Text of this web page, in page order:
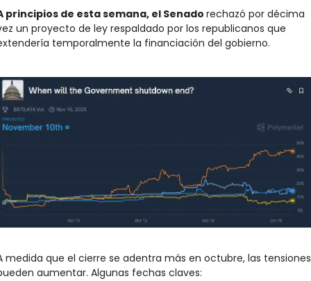
principios de esta semana, el Senado rechazó por décima
un proyecto de ley respaldado por los republicanos que
temporalmente la financiación del gobierno.
medida que el cierre se adentra más en octubre, las tensiones
aumentar. Algunas fechas claves: